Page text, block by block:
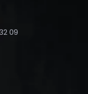
09